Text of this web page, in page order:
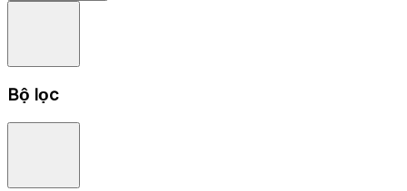
Bộ lọc